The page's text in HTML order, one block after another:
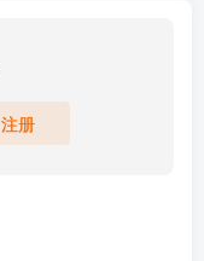
注册